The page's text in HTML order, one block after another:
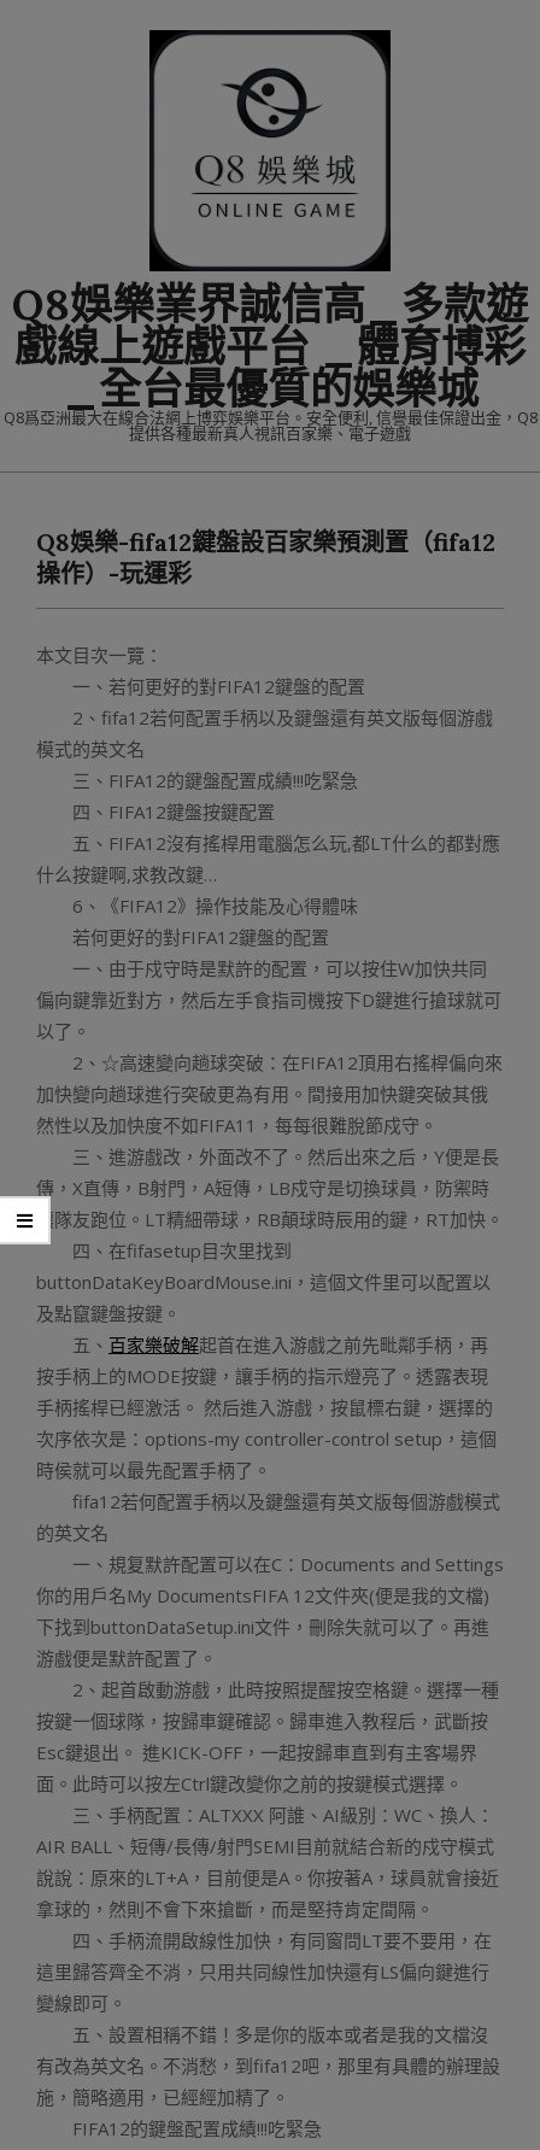
Q8娛樂業界誠信高_多款遊
戲線上遊戲平台 _體育博彩
_全台最優質的娛樂城
Q8爲亞洲最大在線合法網上博弈娛樂平台。安全便利, 信譽最佳保證出金，Q8
提供各種最新真人視訊百家樂、電子遊戲
MenuQ8娛樂-fifa12鍵盤設百家樂預測置（fifa12
操作）-玩運彩
本文目次一覽：
一、若何更好的對FIFA12鍵盤的配置
2、fifa12若何配置手柄以及鍵盤還有英文版每個游戲
模式的英文名
三、FIFA12的鍵盤配置成績!!!吃緊急
四、FIFA12鍵盤按鍵配置
五、FIFA12沒有搖桿用電腦怎么玩,都LT什么的都對應
什么按鍵啊,求教改鍵…
6、《FIFA12》操作技能及心得體味
若何更好的對FIFA12鍵盤的配置
一、由于戍守時是默許的配置，可以按住W加快共同
偏向鍵靠近對方，然后左手食指司機按下D鍵進行搶球就可
以了。
2、☆高速變向趟球突破：在FIFA12頂用右搖桿偏向來
加快變向趟球進行突破更為有用。間接用加快鍵突破其俄
然性以及加快度不如FIFA11，每每很難脫節戍守。
三、進游戲改，外面改不了。然后出來之后，Y便是長
傳，X直傳，B射門，A短傳，LB戍守是切換球員，防禦時
讓隊友跑位。LT精細帶球，RB顛球時辰用的鍵，RT加快。
四、在fifasetup目次里找到
buttonDataKeyBoardMouse.ini，這個文件里可以配置以
及點竄鍵盤按鍵。
五、 百家樂破解起首在進入游戲之前先毗鄰手柄，再
按手柄上的MODE按鍵，讓手柄的指示燈亮了。透露表現
手柄搖桿已經激活。 然后進入游戲，按鼠標右鍵，選擇的
次序依次是：options-my controller-control setup，這個
時侯就可以最先配置手柄了。
fifa12若何配置手柄以及鍵盤還有英文版每個游戲模式
的英文名
一、規复默許配置可以在C：Documents and Settings
你的用戶名My DocumentsFIFA 12文件夾(便是我的文檔)
下找到buttonDataSetup.ini文件，刪除失就可以了。再進
游戲便是默許配置了。
2、起首啟動游戲，此時按照提醒按空格鍵。選擇一種
按鍵一個球隊，按歸車鍵確認。歸車進入教程后，武斷按
Esc鍵退出。 進KICK-OFF，一起按歸車直到有主客場界
面。此時可以按左Ctrl鍵改變你之前的按鍵模式選擇。
三、手柄配置：ALTXXX 阿誰、AI級別：WC、換人：
AIR BALL、短傳/長傳/射門SEMI目前就結合新的戍守模式
說說：原來的LT+A，目前便是A。你按著A，球員就會接近
拿球的，然則不會下來搶斷，而是堅持肯定間隔。
四、手柄流開啟線性加快，有同窗問LT要不要用，在
這里歸答齊全不消，只用共同線性加快還有LS偏向鍵進行
變線即可。
五、設置相稱不錯！多是你的版本或者是我的文檔沒
有改為英文名。不消愁，到fifa12吧，那里有具體的辦理設
施，簡略適用，已經經加精了。
FIFA12的鍵盤配置成績!!!吃緊急